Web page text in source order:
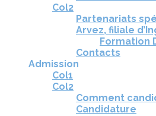
Col2
Partenariats
Arvez, filiale
Formation
Contacts
Admission
Col1
Col2
Comment
Candidature